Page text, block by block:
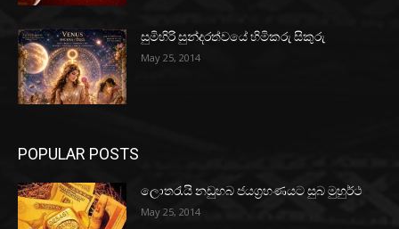
සුමිහිරි සුන්දරත්වයේ හිමිකරු සිකුරු
May 25, 2014
POPULAR POSTS
ලොතරැයි නඩුහබ ජයග්‍රහණයට සුබ මුහුර්ථ
May 25, 2014